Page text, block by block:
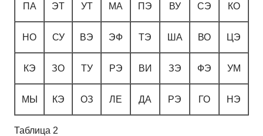
ПА ЭТ УТ МА ПЭ ВУ СЭ КО
НО СУ ВЭ ЭФ ТЭ ША ВО ЦЭ
КЭ ЗО ТУ РЭ ВИ ЗЭ ФЭ УМ
МЫ КЭ ОЗ ЛЕ ДА РЭ ГО НЭ
Таблица 2